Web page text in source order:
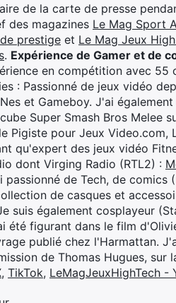
de la carte de presse
des magazines Le Mag Sport
prestige et Le Mag Jeux
. Expérience de Gamer et de
en compétition avec 55
: Passionné de jeux vidéo
et Gameboy. J'ai
Super Smash Bros Melee
Pigiste pour Jeux Video.com,
qu'expert des jeux vidéo
dont Virging Radio (RTL2) :
passionné de Tech, de comics
de casques et
suis également cosplayeur
été figurant dans le film
publié chez l'Harmattan.
de Thomas Hugues, sur
, TikTok, LeMagJeuxHighTech -